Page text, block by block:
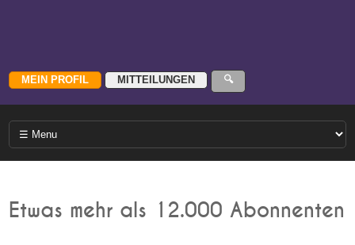
Etwas mehr als 12.000 Abonnenten